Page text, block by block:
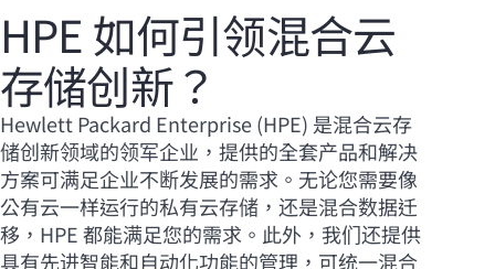
HPE 如何引领混合云
存储创新？
Hewlett Packard Enterprise (HPE) 是混合云存
储创新领域的领军企业，提供的全套产品和解决
方案可满足企业不断发展的需求。无论您需要像
公有云一样运行的私有云存储，还是混合数据迁
移，HPE 都能满足您的需求。此外，我们还提供
具有先进智能和自动化功能的管理，可统一混合